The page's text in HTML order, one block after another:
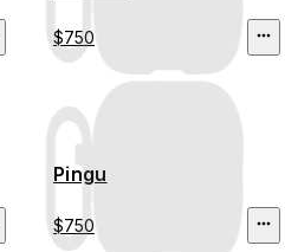
$750
Pingu
$750